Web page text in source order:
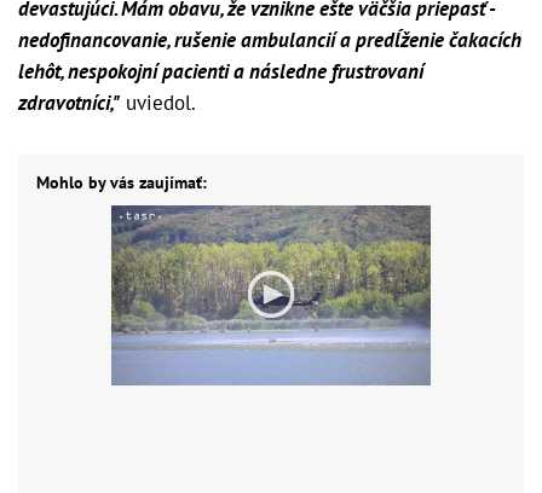
devastujúci. Mám obavu, že vznikne ešte väčšia priepasť -
nedofinancovanie, rušenie ambulancií a predĺženie čakacích
lehôt, nespokojní pacienti a následne frustrovaní
zdravotníci," uviedol.
Mohlo by vás zaujímať: